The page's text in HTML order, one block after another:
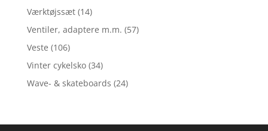
Værktøjssæt (14)
Ventiler, adaptere m.m. (57)
Veste (106)
Vinter cykelsko (34)
Wave- & skateboards (24)